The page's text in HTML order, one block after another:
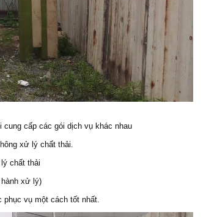
cấp các gói dịch vụ khác nhau
xử lý chất thải.
chất thải
xử lý)
vụ một cách tốt nhất.